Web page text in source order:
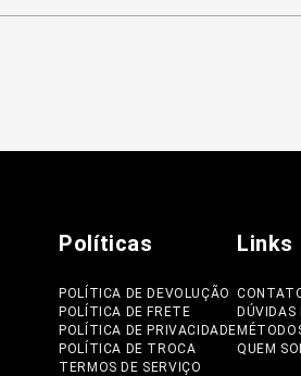
Políticas
POLÍTICA DE DEVOLUÇÃO
POLÍTICA DE FRETE
POLÍTICA DE PRIVACIDADE
POLÍTICA DE TROCA
TERMOS DE SERVIÇO
Links
DÚVIDAS
QUEM